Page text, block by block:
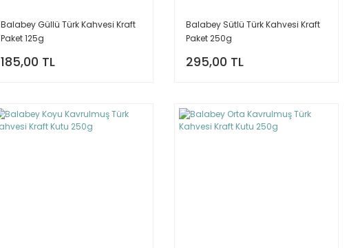
Balabey Güllü Türk Kahvesi Kraft
Paket 125g
185,00 TL
Balabey Sütlü Türk Kahvesi Kraft
Paket 250g
295,00 TL